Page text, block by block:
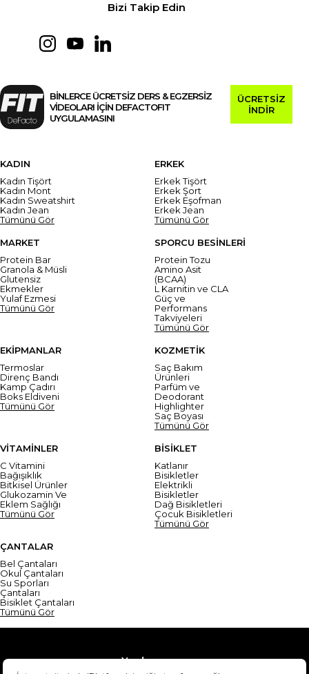
Bizi Takip Edin
BİNLERCE ÜCRETSİZ DERS & EGZERSİZ
VİDEOLARI İÇİN DEFACTOFIT
UYGULAMASINI
ÜCRETSİZ
İNDİR
KADIN
Kadın Tişört
Kadın Mont
Kadın Sweatshirt
Kadın Jean
Tümünü Gör
ERKEK
Erkek Tişört
Erkek Şort
Erkek Eşofman
Erkek Jean
Tümünü Gör
MARKET
Protein Bar
Granola & Müsli
Glutensiz
Ekmekler
Yulaf Ezmesi
Tümünü Gör
SPORCU BESİNLERİ
Protein Tozu
Amino Asit
(BCAA)
L Karnitin ve CLA
Güç ve
Performans
Takviyeleri
Tümünü Gör
EKİPMANLAR
Termoslar
Direnç Bandı
Kamp Çadırı
Boks Eldiveni
Tümünü Gör
KOZMETİK
Saç Bakım
Ürünleri
Parfüm ve
Deodorant
Highlighter
Saç Boyası
Tümünü Gör
VİTAMİNLER
C Vitamini
Bağışıklık
Bitkisel Ürünler
Glukozamin Ve
Eklem Sağlığı
Tümünü Gör
BİSİKLET
Katlanır
Bisikletler
Elektrikli
Bisikletler
Dağ Bisikletleri
Çocuk Bisikletleri
Tümünü Gör
ÇANTALAR
Bel Çantaları
Okul Çantaları
Su Sporları
Çantaları
Bisiklet Çantaları
Tümünü Gör
Yardım